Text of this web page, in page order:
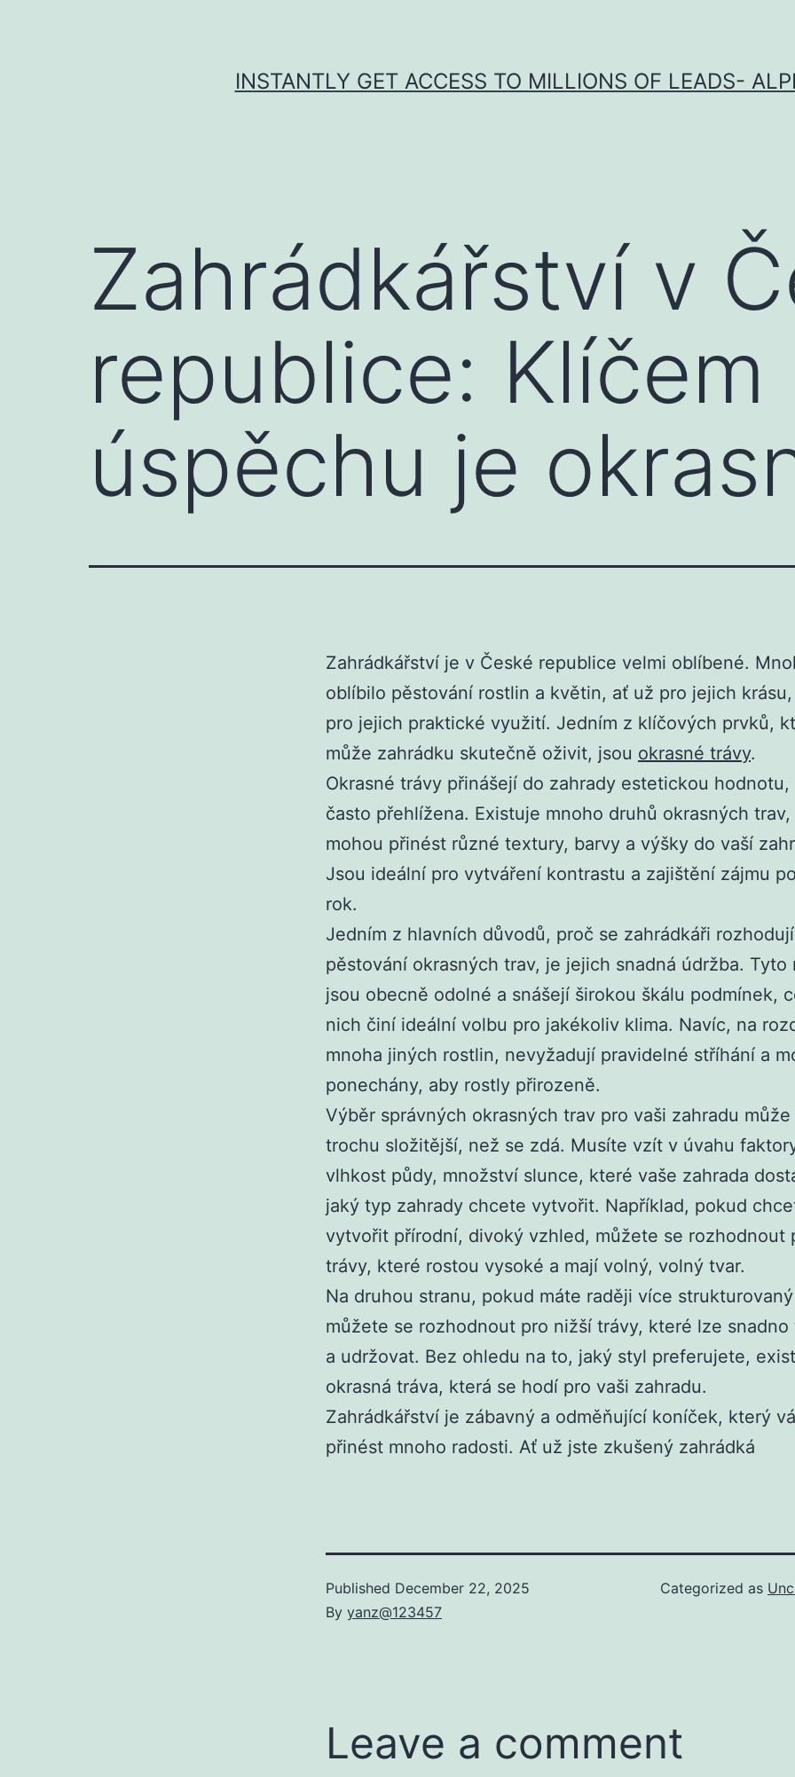
INSTANTLY GET ACCESS TO MILLIONS OF LEADS-
Zahrádkářství v
republice: Klíčem
úspěchu je
Zahrádkářství je v České republice velmi oblíbené.
oblíbilo pěstování rostlin a květin, ať už pro jejich
pro jejich praktické využití. Jedním z klíčových prvků,
může zahrádku skutečně oživit, jsou okrasné trávy.
Okrasné trávy přinášejí do zahrady estetickou
často přehlížena. Existuje mnoho druhů okrasných
mohou přinést různé textury, barvy a výšky do vaší
Jsou ideální pro vytváření kontrastu a zajištění zájmu
rok.
Jedním z hlavních důvodů, proč se zahrádkáři
pěstování okrasných trav, je jejich snadná údržba. Tyto
jsou obecně odolné a snášejí širokou škálu podmínek,
nich činí ideální volbu pro jakékoliv klima. Navíc, na
mnoha jiných rostlin, nevyžadují pravidelné stříhání a
ponechány, aby rostly přirozeně.
Výběr správných okrasných trav pro vaši zahradu
trochu složitější, než se zdá. Musíte vzít v úvahu
vlhkost půdy, množství slunce, které vaše zahrada
jaký typ zahrady chcete vytvořit. Například, pokud
vytvořit přírodní, divoký vzhled, můžete se rozhodnout
trávy, které rostou vysoké a mají volný, volný tvar.
Na druhou stranu, pokud máte raději více
můžete se rozhodnout pro nižší trávy, které lze snadno
a udržovat. Bez ohledu na to, jaký styl preferujete,
okrasná tráva, která se hodí pro vaši zahradu.
Zahrádkářství je zábavný a odměňující koníček, který
přinést mnoho radosti. Ať už jste zkušený zahrádká
Published December 22, 2025
By yanz@123457
Categorized as
Leave a comment